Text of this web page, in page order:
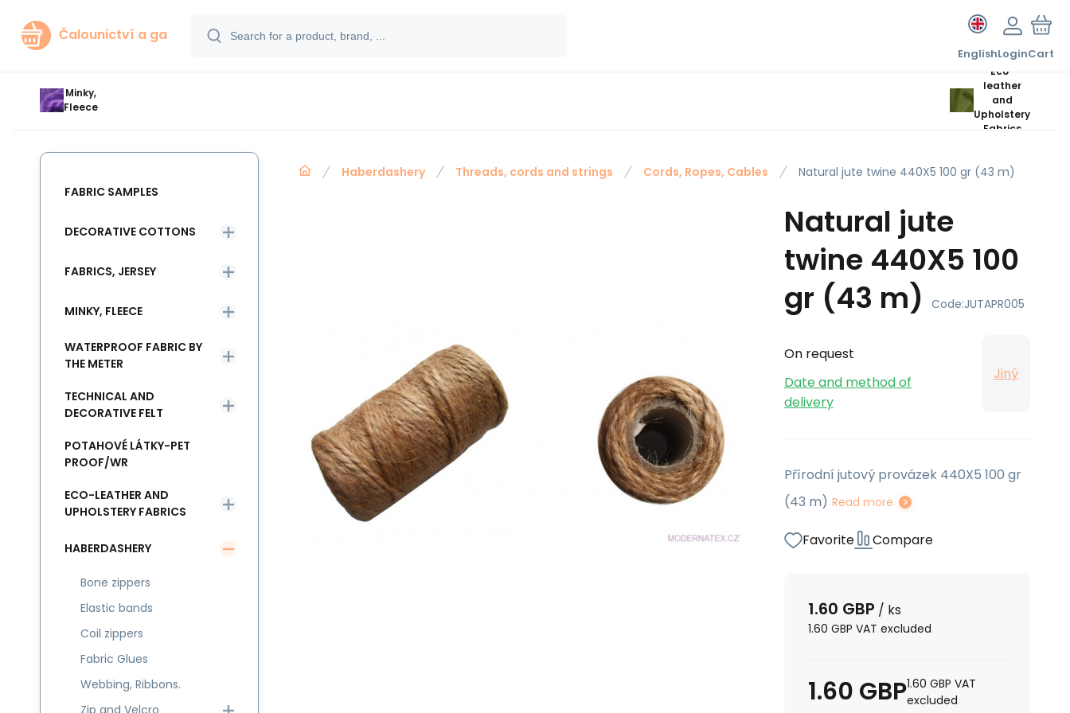
Čalounictví a ga
EnglishLoginCart
Minky,
Fleece
Eco-
leather
and
Upholstery
Fabrics
Haberdashery Threads, cords and strings Cords, Ropes, Cables Natural jute twine 440X5 100 gr (43 m)
Natural jute
twine 440X5 100
gr (43 m)
Code:JUTAPR005
On request
Date and method of
delivery
Jiný
Přírodní jutový provázek 440X5 100 gr
(43 m) Read more
Favorite Compare
1.60 GBP / ks
1.60 GBP VAT excluded
1.60 GBP1.60 GBP VAT
excluded
FABRIC SAMPLES
DECORATIVE COTTONS
FABRICS, JERSEY
MINKY, FLEECE
WATERPROOF FABRIC BY
THE METER
TECHNICAL AND
DECORATIVE FELT
POTAHOVÉ LÁTKY-PET
PROOF/WR
ECO-LEATHER AND
UPHOLSTERY FABRICS
HABERDASHERY
Bone zippers
Elastic bands
Coil zippers
Fabric Glues
Webbing, Ribbons.
Zip and Velcro